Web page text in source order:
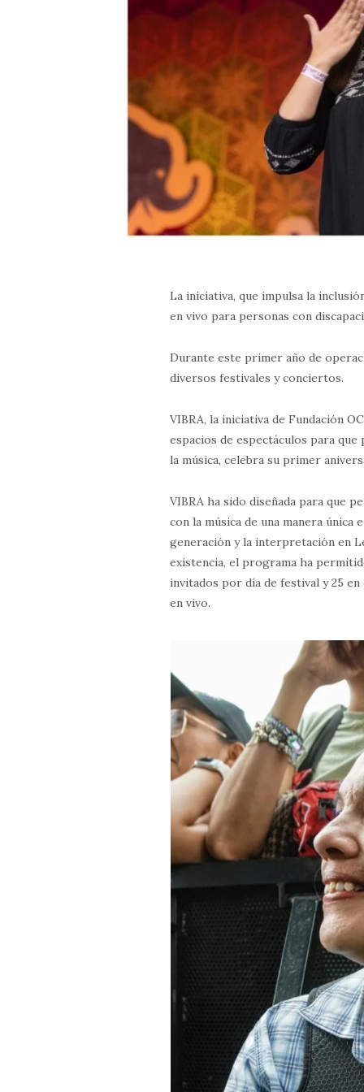
La iniciativa, que impulsa la
en vivo para personas con
Durante este primer año de
diversos festivales y conciertos.
VIBRA, la iniciativa de Fundación
espacios de espectáculos para
la música, celebra su primer
VIBRA ha sido diseñada para que
con la música de una manera
generación y la interpretación en
existencia, el programa ha
invitados por día de festival y 25
en vivo.